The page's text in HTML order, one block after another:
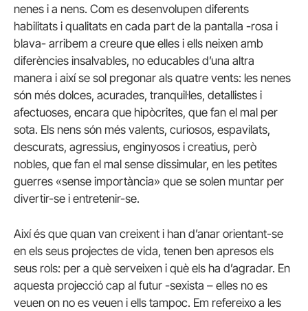
nenes i a nens. Com es desenvolupen diferents
habilitats i qualitats en cada part de la pantalla -rosa i
blava- arribem a creure que elles i ells neixen amb
diferències insalvables, no educables d’una altra
manera i així se sol pregonar als quatre vents: les nenes
són més dolces, acurades, tranquil·les, detallistes i
afectuoses, encara que hipòcrites, que fan el mal per
sota. Els nens són més valents, curiosos, espavilats,
descurats, agressius, enginyosos i creatius, però
nobles, que fan el mal sense dissimular, en les petites
guerres «sense importància» que se solen muntar per
divertir-se i entretenir-se.
Així és que quan van creixent i han d’anar orientant-se
en els seus projectes de vida, tenen ben apresos els
seus rols: per a què serveixen i què els ha d’agradar. En
aquesta projecció cap al futur -sexista – elles no es
veuen on no es veuen i ells tampoc. Em refereixo a les